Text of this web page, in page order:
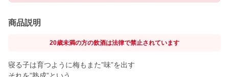
商品説明
20歳未満の方の飲酒は法律で禁止されています
寝る子は育つように梅もまた”味”を出す